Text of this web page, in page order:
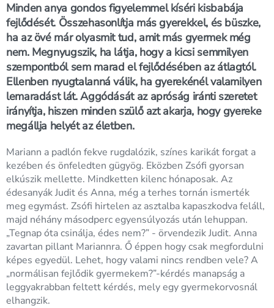
Minden anya gondos figyelemmel kíséri kisbabája
fejlődését. Összehasonlítja más gyerekkel, és büszke,
ha az övé már olyasmit tud, amit más gyermek még
nem. Megnyugszik, ha látja, hogy a kicsi semmilyen
szempontból sem marad el fejlődésében az átlagtól.
Ellenben nyugtalanná válik, ha gyerekénél valamilyen
lemaradást lát. Aggódását az apróság iránti szeretet
irányítja, hiszen minden szülő azt akarja, hogy gyereke
megállja helyét az életben.
Mariann a padlón fekve rugdalózik, színes karikát forgat a
kezében és önfeledten gügyög. Eközben Zsófi gyorsan
elkúszik mellette. Mindketten kilenc hónaposak. Az
édesanyák Judit és Anna, még a terhes tornán ismerték
meg egymást. Zsófi hirtelen az asztalba kapaszkodva feláll,
majd néhány másodperc egyensúlyozás után lehuppan.
„Tegnap óta csinálja, édes nem?” - örvendezik Judit. Anna
zavartan pillant Mariannra. Ő éppen hogy csak megfordulni
képes egyedül. Lehet, hogy valami nincs rendben vele? A
„normálisan fejlődik gyermekem?”-kérdés manapság a
leggyakrabban feltett kérdés, mely egy gyermekorvosnál
elhangzik.